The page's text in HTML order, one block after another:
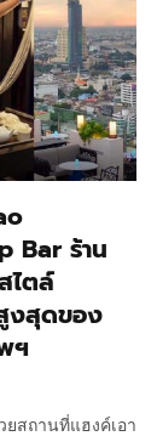
Bar ร้าน
ไตล์
งสุดของ
ฯ
สถานที่แฮงค์เอา